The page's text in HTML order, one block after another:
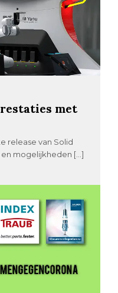
met
release van Solid
mogelijkheden […]